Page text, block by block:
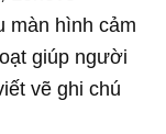
màn hình cảm
giúp người
vẽ ghi chú